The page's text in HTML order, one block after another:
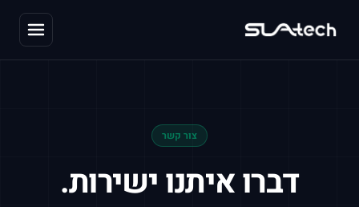
צור קשר
דברו איתנו ישירות.